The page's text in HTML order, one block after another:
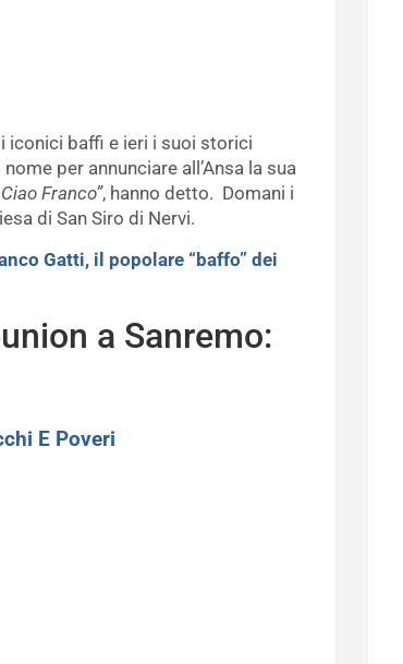
iconici baffi e ieri i suoi storici
per annunciare all’Ansa la sua
Franco”, hanno detto. Domani i
di San Siro di Nervi.
Gatti, il popolare “baffo” dei
a Sanremo:
E Poveri